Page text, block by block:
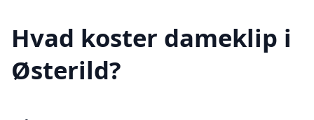
Hvad koster dameklip i
Østerild?